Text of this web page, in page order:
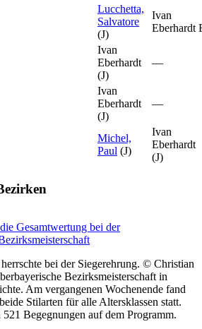
Lucchetta,
Salvatore
(J)
Ivan
Eberhardt
Ivan
Eberhardt
(J)
—
Ivan
Eberhardt
(J)
—
Michel,
Paul (J)
Ivan
Eberhardt
(J)
Gesamtwertung bei der
bei der Siegerehrung. © Christian
Bezirksmeisterschaft in
Am vergangenen Wochenende fand
Stilarten für alle Altersklassen statt.
521 Begegnungen auf dem Programm.